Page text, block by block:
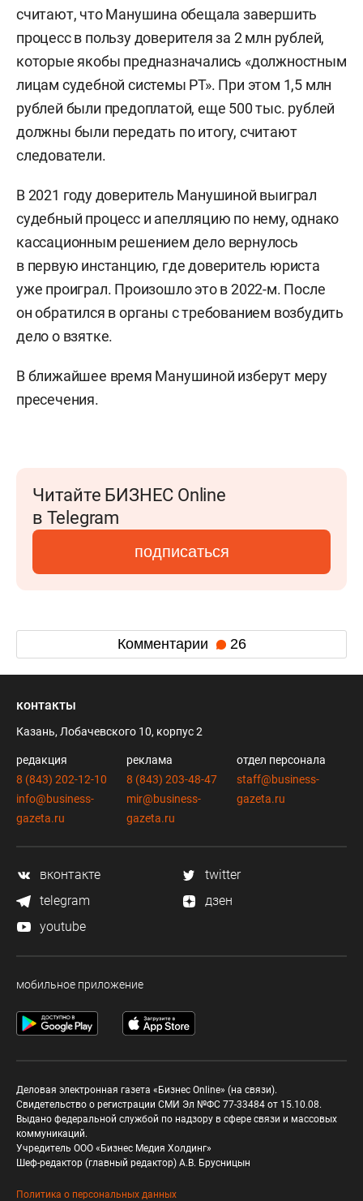
считают, что Манушина обещала завершить
процесс в пользу доверителя за 2 млн рублей,
которые якобы предназначались «должностным
лицам судебной системы РТ». При этом 1,5 млн
рублей были предоплатой, еще 500 тыс. рублей
должны были передать по итогу, считают
следователи.
В 2021 году доверитель Манушиной выиграл
судебный процесс и апелляцию по нему, однако
кассационным решением дело вернулось
в первую инстанцию, где доверитель юриста
уже проиграл. Произошло это в 2022-м. После
он обратился в органы с требованием возбудить
дело о взятке.
В ближайшее время Манушиной изберут меру
пресечения.
Читайте БИЗНЕС Online
в Telegram
подписаться
Комментарии 26
контакты
Казань, Лобачевского 10, корпус 2
редакция
8 (843) 202-12-10
info@business-
gazeta.ru
реклама
8 (843) 203-48-47
mir@business-
gazeta.ru
отдел персонала
staff@business-
gazeta.ru
вконтакте
twitter
telegram
дзен
youtube
мобильное приложение
Деловая электронная газета «Бизнес Online» (на связи).
Свидетельство о регистрации СМИ Эл №ФС 77-33484 от 15.10.08.
Выдано федеральной службой по надзору в сфере связи и массовых
коммуникаций.
Учредитель ООО «Бизнес Медия Холдинг»
Шеф-редактор (главный редактор) А.В. Брусницын
Политика о персональных данных